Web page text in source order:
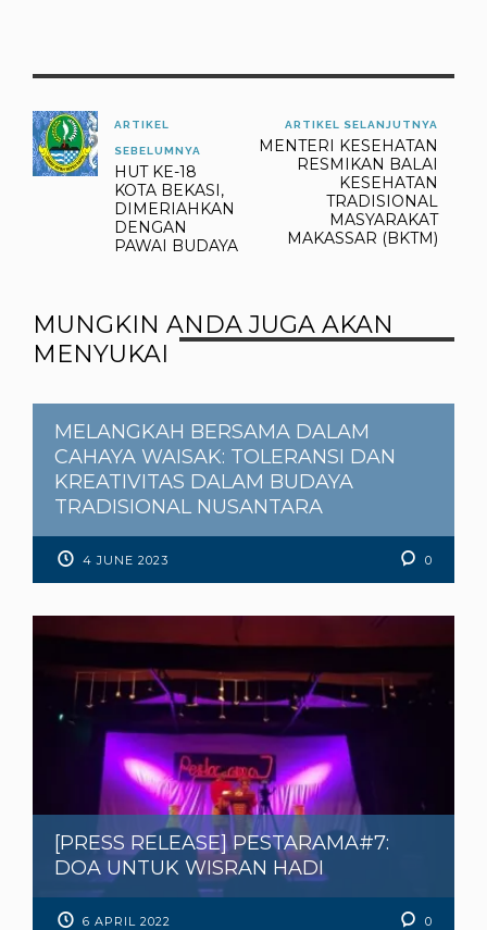
ARTIKEL
SEBELUMNYA
HUT KE-18
KOTA BEKASI,
DIMERIAHKAN
DENGAN
PAWAI BUDAYA
ARTIKEL SELANJUTNYA
MENTERI KESEHATAN
RESMIKAN BALAI
KESEHATAN
TRADISIONAL
MASYARAKAT
MAKASSAR (BKTM)
MUNGKIN ANDA JUGA AKAN
MENYUKAI
MELANGKAH BERSAMA DALAM
CAHAYA WAISAK: TOLERANSI DAN
KREATIVITAS DALAM BUDAYA
TRADISIONAL NUSANTARA
4 JUNE 2023 0
[PRESS RELEASE] PESTARAMA#7:
DOA UNTUK WISRAN HADI
6 APRIL 2022 0